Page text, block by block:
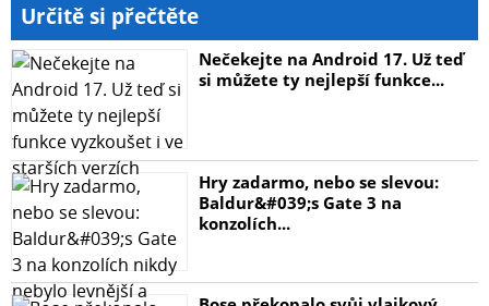
Určitě si přečtěte
Nečekejte na Android 17. Už teď
si můžete ty nejlepší funkce...
Hry zadarmo, nebo se slevou:
Baldur&#039;s Gate 3 na
konzolích...